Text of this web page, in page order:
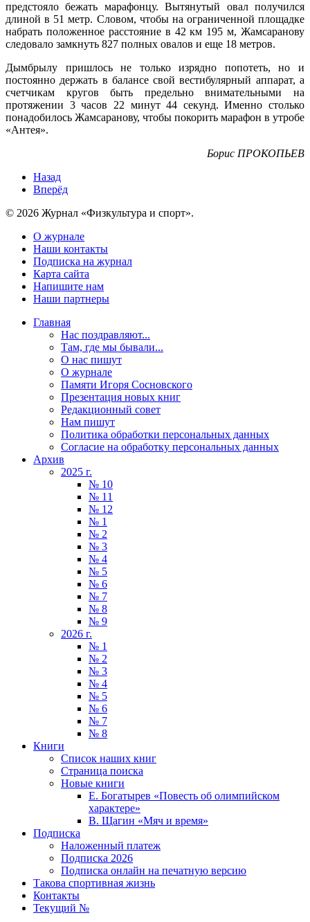
предстояло бежать марафонцу. Вытянутый овал получился
длиной в 51 метр. Словом, чтобы на ограниченной площадке
набрать положенное расстояние в 42 км 195 м, Жамсаранову
следовало замкнуть 827 полных овалов и еще 18 метров.
Дымбрылу пришлось не только изрядно попотеть, но и
постоянно держать в балансе свой вестибулярный аппарат, а
счетчикам кругов быть предельно внимательными на
протяжении 3 часов 22 минут 44 секунд. Именно столько
понадобилось Жамсаранову, чтобы покорить марафон в утробе
«Антея».
Борис ПРОКОПЬЕВ
Назад
Вперёд
© 2026 Журнал «Физкультура и спорт».
О журнале
Наши контакты
Подписка на журнал
Карта сайта
Напишите нам
Наши партнеры
Главная
Нас поздравляют...
Там, где мы бывали...
О нас пишут
О журнале
Памяти Игоря Сосновского
Презентация новых книг
Редакционный совет
Нам пишут
Политика обработки персональных данных
Согласие на обработку персональных данных
Архив
2025 г.
№ 10
№ 11
№ 12
№ 1
№ 2
№ 3
№ 4
№ 5
№ 6
№ 7
№ 8
№ 9
2026 г.
№ 1
№ 2
№ 3
№ 4
№ 5
№ 6
№ 7
№ 8
Книги
Список наших книг
Страница поиска
Новые книги
Е. Богатырев «Повесть об олимпийском
характере»
В. Щагин «Мяч и время»
Подписка
Наложенный платеж
Подписка 2026
Подписка онлайн на печатную версию
Такова спортивная жизнь
Контакты
Текущий №